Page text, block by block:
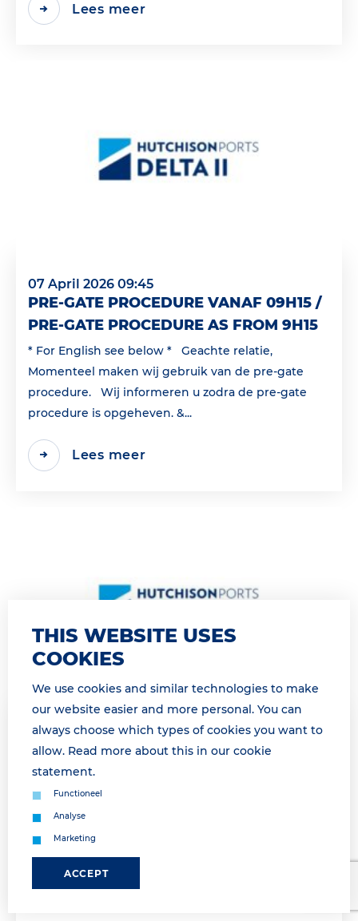
Lees meer
07 April 2026 09:45
PRE-GATE PROCEDURE VANAF 09H15 /
PRE-GATE PROCEDURE AS FROM 9H15
* For English see below * Geachte relatie,
Momenteel maken wij gebruik van de pre-gate
procedure. Wij informeren u zodra de pre-gate
procedure is opgeheven. &...
Lees meer
30 March 2026 11:50
GATE GESLOTEN OP DINSDAG 31
MAART VAN 13H00 TOT 16H45 /GATE
CLOSED TUESDAY, MARCH 31ST FROM
13H00 TO16H45
Geachte relatie, Landzijdige operatie morgen
THIS WEBSITE USES
COOKIES
We use cookies and similar technologies to make
our website easier and more personal. You can
always choose which types of cookies you want to
allow. Read more about this in our cookie
statement.
Functioneel
Analyse
Marketing
ACCEPT